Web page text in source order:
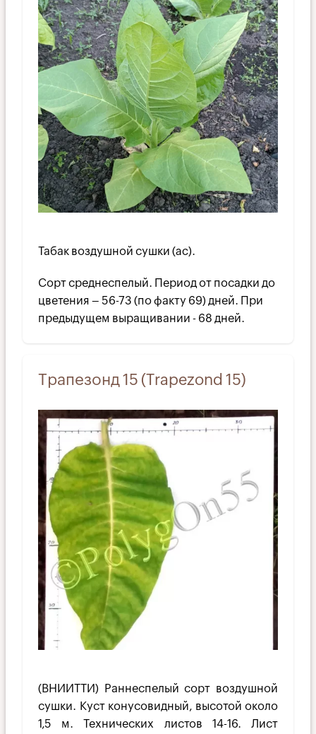
Табак воздушной сушки (ac).
Сорт среднеспелый. Период от посадки до
цветения – 56-73 (по факту 69) дней. При
предыдущем выращивании - 68 дней.
Трапезонд 15 (Trapezond 15)
(ВНИИТТИ) Раннеспелый сорт воздушной
сушки. Куст конусовидный, высотой около
1,5 м. Технических листов 14-16. Лист